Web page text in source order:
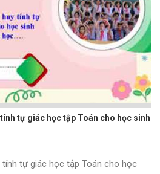
tự giác học tập Toán cho học sinh
tự giác học tập Toán cho học